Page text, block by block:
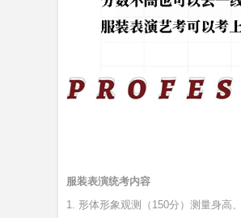
服装表演统考内容
1. 形体形象观测（150分）测量身高